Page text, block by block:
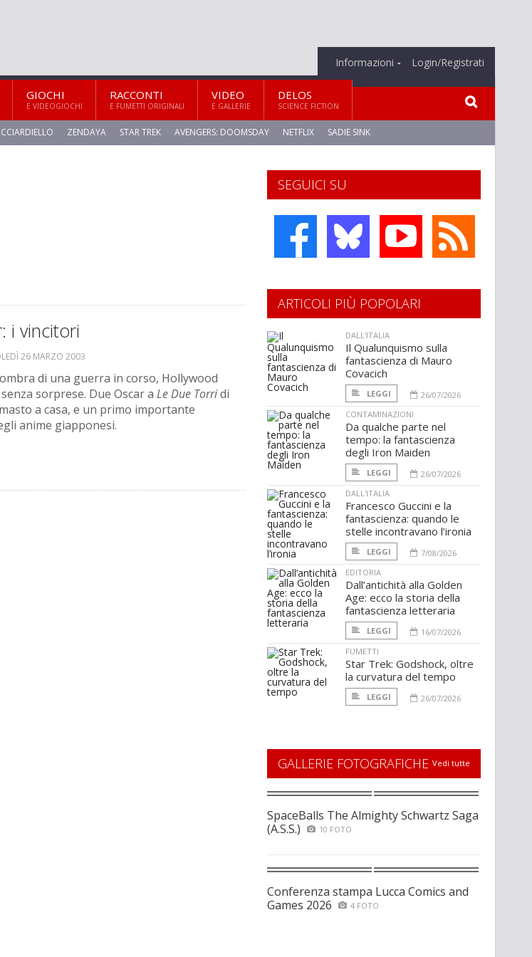
Informazioni Login/Registrati
GIOCHI
E VIDEOGIOCHI
RACCONTI
E FUMETTI ORIGINALI
VIDEO
E GALLERIE
DELOS
SCIENCE FICTION
ZENDAYA STAR TREK AVENGERS: DOOMSDAY NETFLIX SADIE SINK
i vincitori
26 MARZO 2003
di una guerra in corso, Hollywood
sorprese. Due Oscar a Le Due Torridi
a casa, e un primo importante
anime giapponesi.
SEGUICI SU
ARTICOLI PIÙ POPOLARI
DALL'ITALIA
Il Qualunquismo sulla
fantascienza di Mauro
Covacich
LEGGI
26/07/2026
CONTAMINAZIONI
Da qualche parte nel
tempo: la fantascienza
degli Iron Maiden
LEGGI
26/07/2026
DALL'ITALIA
Francesco Guccini e la
fantascienza: quando le
stelle incontravano l’ironia
LEGGI
7/08/2026
EDITORIA
Dall’antichità alla Golden
Age: ecco la storia della
fantascienza letteraria
LEGGI
16/07/2026
FUMETTI
Star Trek: Godshock, oltre
la curvatura del tempo
LEGGI 26/07/2026
GALLERIE FOTOGRAFICHE Vedi tutte
SpaceBalls The Almighty Schwartz Saga
(A.S.S.)
10 FOTO
Conferenza stampa Lucca Comics and
Games 2026
4 FOTO